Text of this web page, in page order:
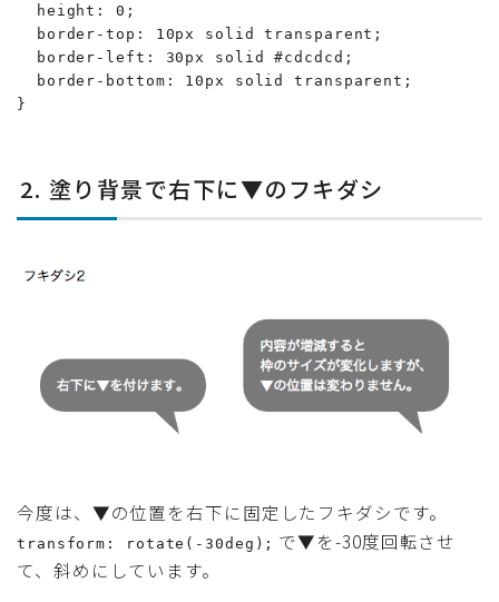
  height: 0;
  border-top: 10px solid transparent;
  border-left: 30px solid #cdcdcd;
  border-bottom: 10px solid transparent;
}
2. 塗り背景で右下に▼のフキダシ
今度は、▼の位置を右下に固定したフキダシです。
transform: rotate(-30deg); で▼を-30度回転させ
て、斜めにしています。